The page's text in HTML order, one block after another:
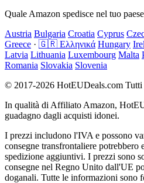
Quale Amazon spedisce nel tuo
Austria Bulgaria Croatia Cyprus
Greece · 🇬🇷 Ελληνικά Hungary
Latvia Lithuania Luxembourg Malta
Romania Slovakia Slovenia
© 2017-2026 HotEUDeals.com
In qualità di Affiliato Amazon,
guadagno dagli acquisti idonei.
I prezzi includono l'IVA e possono
consegne transfrontaliere potrebbero
spedizione aggiuntivi. I prezzi sono
consegne nel Regno Unito dall'UE
doganali. Tutte le informazioni sono